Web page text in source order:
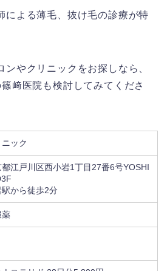
による薄毛、抜け毛の診療が特
やクリニックをお探しなら、
﨑医院も検討してみてくださ
ック
都江戸川区西小岩1丁目27番6号YOSHI
駅から徒歩2分
薬